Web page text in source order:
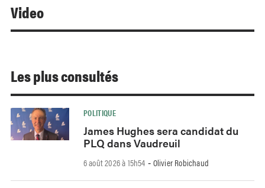
Video
Les plus consultés
POLITIQUE
James Hughes sera candidat du
PLQ dans Vaudreuil
6 août 2026 à 15h54 - Olivier Robichaud